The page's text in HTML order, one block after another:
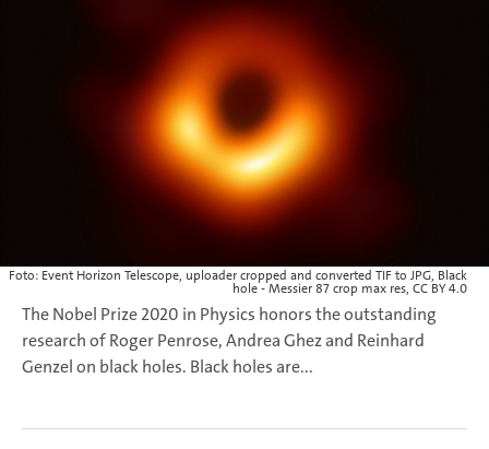
Foto: Event Horizon Telescope, uploader cropped and converted TIF to JPG, Black
hole - Messier 87 crop max res, CC BY 4.0
The Nobel Prize 2020 in Physics honors the outstanding
research of Roger Penrose, Andrea Ghez and Reinhard
Genzel on black holes. Black holes are...